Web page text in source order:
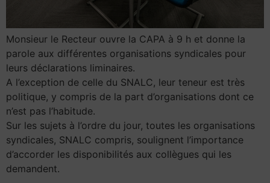
Monsieur le Recteur ouvre la CAPA à 9 h et donne la
parole aux différentes organisations syndicales pour
leurs déclarations liminaires.
A l’exception de celle du SNALC, leur teneur est très
politique, y compris de la part d’organisations dont ce
n’est pas l’habitude.
Sur les sujets à l’ordre du jour, toutes les organisations
syndicales, SNALC compris, soulignent l’importance
d’accorder les disponibilités aux collègues qui les
demandent.